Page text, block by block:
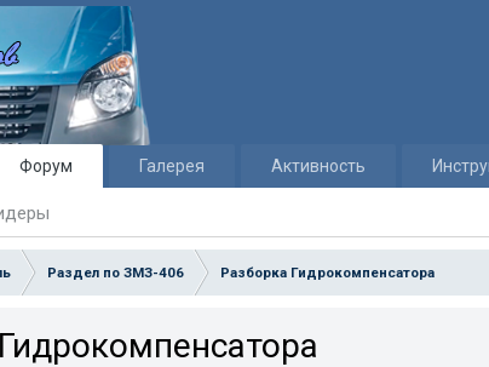
Форум Галерея Активность
Раздел по ЗМЗ-406 Разборка Гидрокомпенсатора